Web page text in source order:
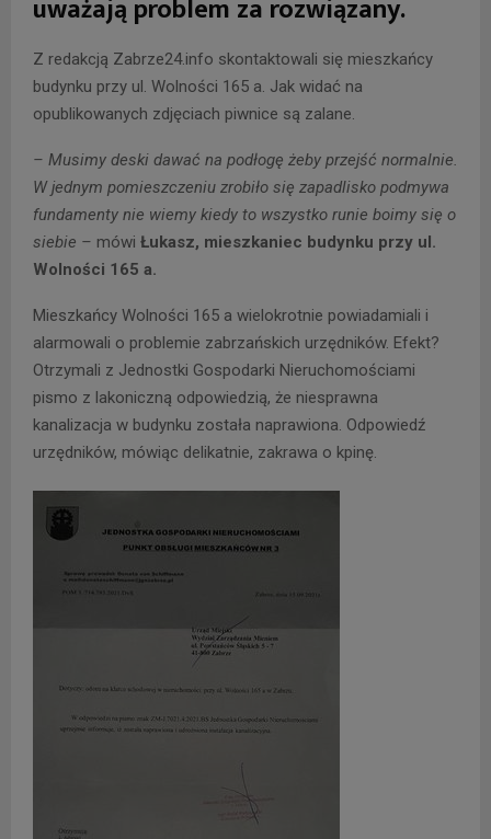
uważają problem za rozwiązany.
Z redakcją Zabrze24.info skontaktowali się mieszkańcy
budynku przy ul. Wolności 165 a. Jak widać na
opublikowanych zdjęciach piwnice są zalane.
– Musimy deski dawać na podłogę żeby przejść normalnie.
W jednym pomieszczeniu zrobiło się zapadlisko podmywa
fundamenty nie wiemy kiedy to wszystko runie boimy się o
siebie – mówi Łukasz, mieszkaniec budynku przy ul.
Wolności 165 a.
Mieszkańcy Wolności 165 a wielokrotnie powiadamiali i
alarmowali o problemie zabrzańskich urzędników. Efekt?
Otrzymali z Jednostki Gospodarki Nieruchomościami
pismo z lakoniczną odpowiedzią, że niesprawna
kanalizacja w budynku została naprawiona. Odpowiedź
urzędników, mówiąc delikatnie, zakrawa o kpinę.